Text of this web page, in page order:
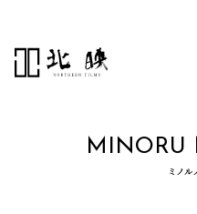
MINORU
ミノル
北映とは